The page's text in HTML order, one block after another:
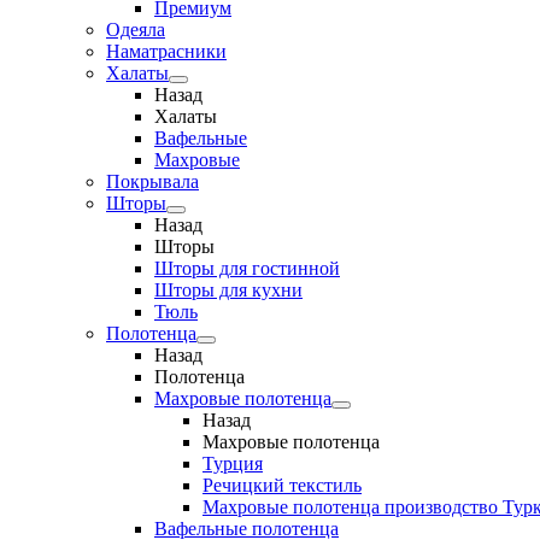
Премиум
Одеяла
Наматрасники
Халаты
Назад
Халаты
Вафельные
Махровые
Покрывала
Шторы
Назад
Шторы
Шторы для гостинной
Шторы для кухни
Тюль
Полотенца
Назад
Полотенца
Махровые полотенца
Назад
Махровые полотенца
Турция
Речицкий текстиль
Махровые полотенца производство
Вафельные полотенца